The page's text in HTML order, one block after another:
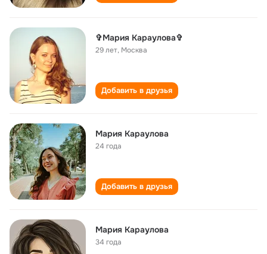
✞Мария Караулова✞
29 лет, Москва
Добавить в друзья
Мария Караулова
24 года
Добавить в друзья
Мария Караулова
34 года